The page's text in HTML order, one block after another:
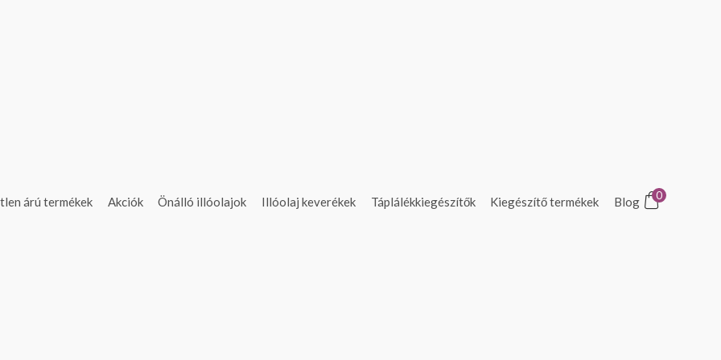
árú termékek Akciók Önálló illóolajok Illóolaj keverékek Táplálékkiegészítők Kiegészítő termékek Blog 0